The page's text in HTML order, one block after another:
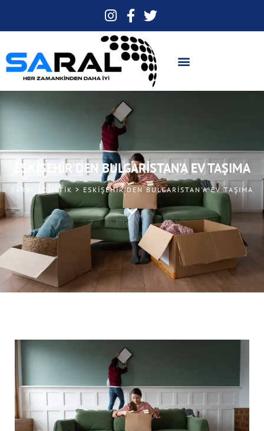
ESKIŞEHIR’DEN BULGARISTAN’A EV TAŞIMA
SARAL LOJISTIK > ESKIŞEHIR’DEN BULGARISTAN’A EV TAŞIMA